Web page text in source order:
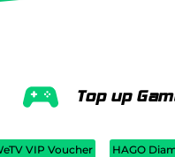
Top up
VIP Voucher HAGO